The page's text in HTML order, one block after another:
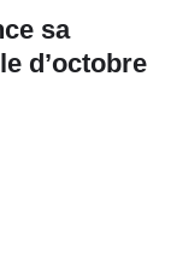
sa
d’octobre